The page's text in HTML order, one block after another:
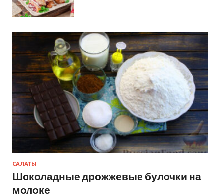
САЛАТЫ
Шоколадные дрожжевые булочки на
молоке